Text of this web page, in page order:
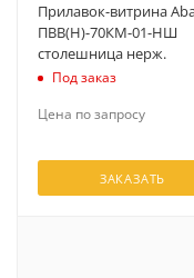
Прилавок-витрина
ПВВ(Н)-70КМ-01-НШ
столешница нерж.
Под заказ
Цена по запросу
ЗАКАЗАТЬ